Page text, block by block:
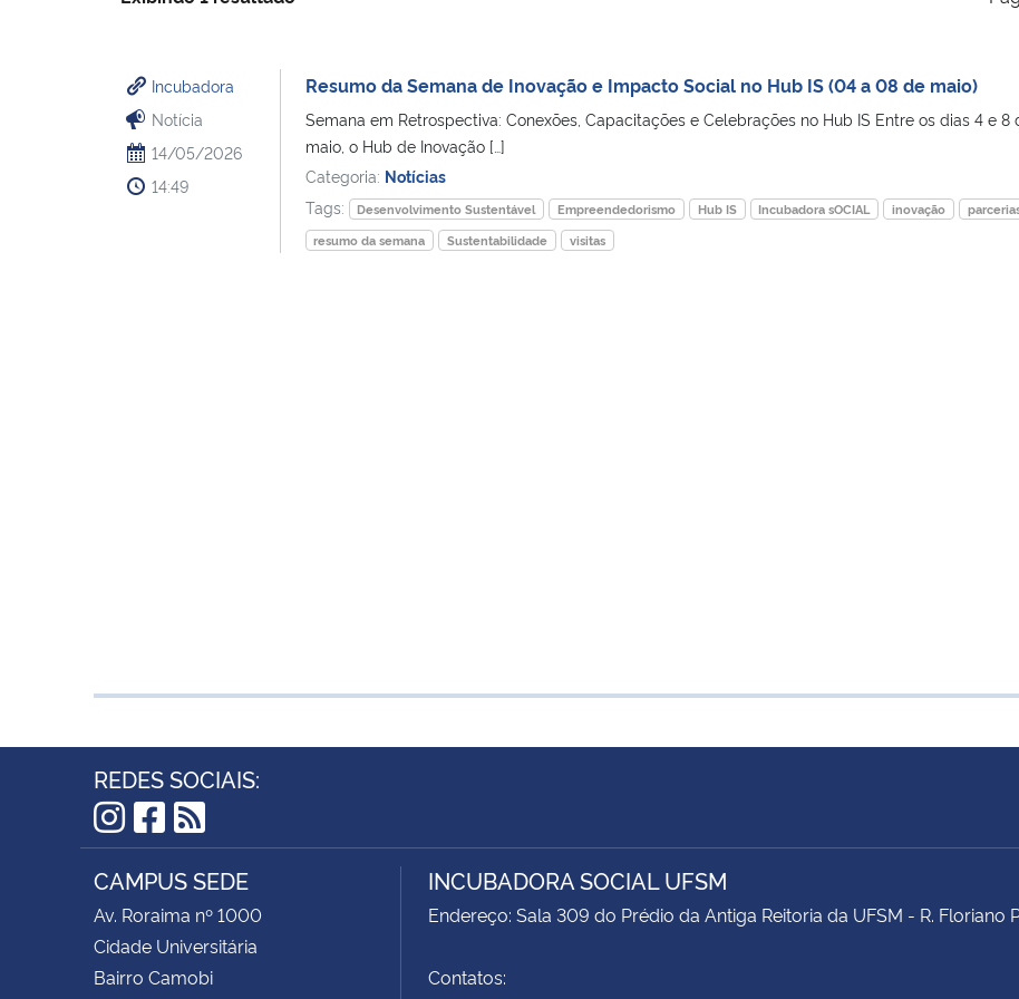
Incubadora
Notícia
14/05/2026
14:49
Resumo da Semana de Inovação e Impacto Social no Hub IS (04 a 08 de maio)
Semana em Retrospectiva: Conexões, Capacitações e Celebrações no Hub IS Entre os dias 4 e 8
maio, o Hub de Inovação […]
Categoria: Notícias
Tags:
Desenvolvimento Sustentável Empreendedorismo Hub IS Incubadora sOCIAL inovação
resumo da semana
Sustentabilidade visitas
REDES SOCIAIS:
Instagram
Facebook
RSS
CAMPUS SEDE
Av. Roraima nº 1000
Cidade Universitária
Bairro Camobi
INCUBADORA SOCIAL UFSM
Endereço: Sala 309 do Prédio da Antiga Reitoria da UFSM - R. Floriano
Contatos: